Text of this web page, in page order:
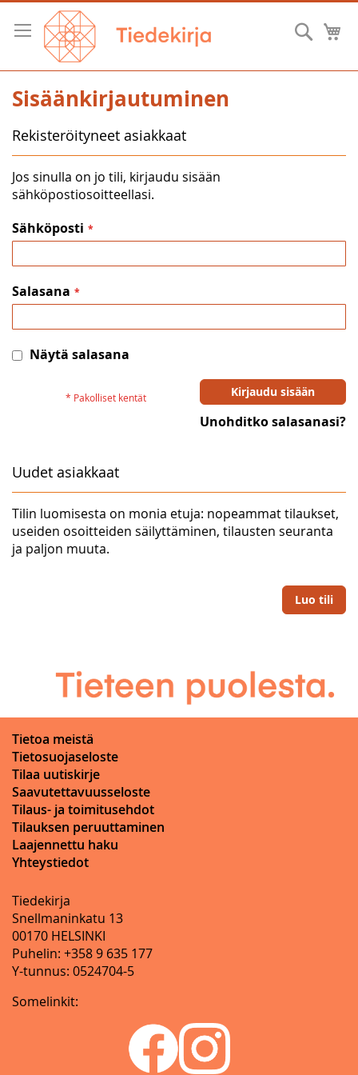
Skip
Content
Hae
Sisäänkirjautuminen
Rekisteröityneet asiakkaat
Jos sinulla on jo tili, kirjaudu sisään
sähköpostiosoitteellasi.
Sähköposti
Salasana
Näytä salasana
Kirjaudu sisään
Unohditko salasanasi?
Uudet asiakkaat
Tilin luomisesta on monia etuja: nopeammat tilaukset,
useiden osoitteiden säilyttäminen, tilausten seuranta
ja paljon muuta.
Luo tili
Tietoa meistä
Tietosuojaseloste
Tilaa uutiskirje
Saavutettavuusseloste
Tilaus- ja toimitusehdot
Tilauksen peruuttaminen
Laajennettu haku
Yhteystiedot
Tiedekirja
Snellmaninkatu 13
00170 HELSINKI
Puhelin: +358 9 635 177
Y-tunnus: 0524704-5
Somelinkit: